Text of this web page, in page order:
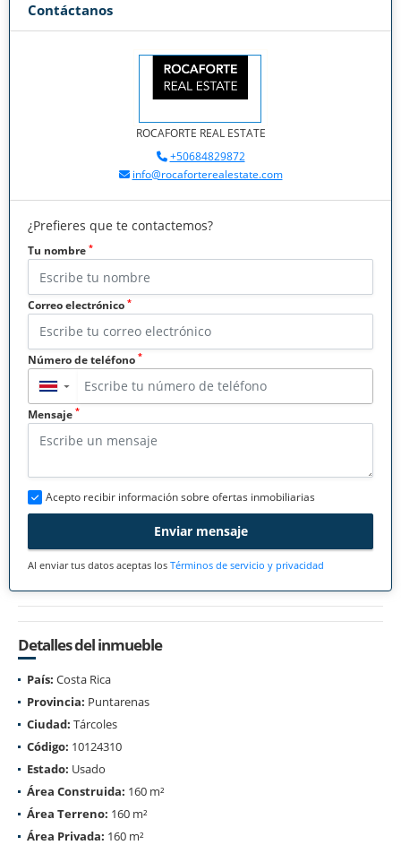
Contáctanos
ROCAFORTE REAL ESTATE
+50684829872
info@rocaforterealestate.com
¿Prefieres que te contactemos?
Tu nombre *
Correo electrónico *
Número de teléfono *
▼
Mensaje *
Acepto recibir información sobre ofertas inmobiliarias
Enviar mensaje
Al enviar tus datos aceptas los Términos de servicio y privacidad
Detalles del inmueble
País: Costa Rica
Provincia: Puntarenas
Ciudad: Tárcoles
Código: 10124310
Estado: Usado
Área Construida: 160 m²
Área Terreno: 160 m²
Área Privada: 160 m²